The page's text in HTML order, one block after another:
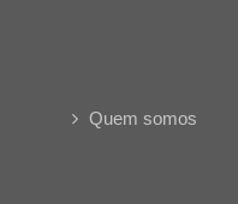
Quem somos